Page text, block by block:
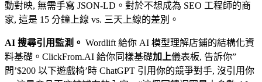
動對映, 無需手寫 JSON-LD。對於不想成為 SEO 工程師的商
家, 這是 15 分鐘上線 vs. 三天上線的差別。
AI 搜尋引用監測。 Wordlift 給你 AI 模型理解店鋪的結構化資
料基礎。ClickFrom.AI 給你同樣基礎加上儀表板, 告訴你”
問’$200 以下遊戲椅’時 ChatGPT 引用你的競爭對手, 沒引用你